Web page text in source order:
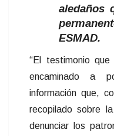
aledaños
ESMAD.
“El testimonio
encaminado a
información que,
recopilado sobre
denunciar los